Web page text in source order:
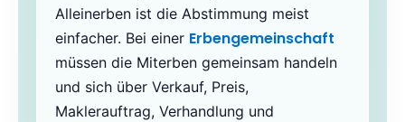
Alleinerben ist die Abstimmung meist
einfacher. Bei einer Erbengemeinschaft
müssen die Miterben gemeinsam handeln
und sich über Verkauf, Preis,
Maklerauftrag, Verhandlung und